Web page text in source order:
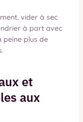
vider à sec
à part avec
peine plus de
et
aux